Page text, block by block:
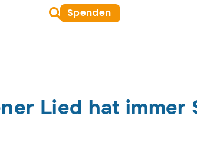
Suche
oeffnen
Spenden
Lied hat immer